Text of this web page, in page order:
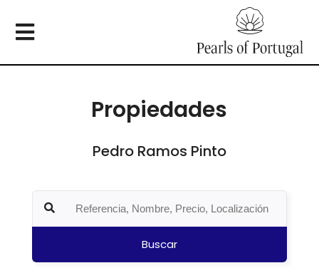
Propiedades
Pedro Ramos Pinto
Buscar